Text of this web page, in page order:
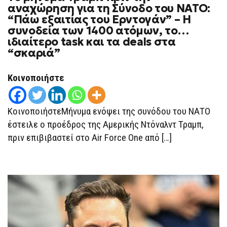
ΜΉΝΥΜΑ
ΤΡΑΜΠ
ΠΡΙΝ
ΤΗΝ
ΑΝΑΧΏΡΗΣΗ
ΓΙΑ
ΕΞΑΙΤΊΑΣ
ΤΟΥ
ΕΡΝΤΟΓΆΝ”
–
Η
ΣΥΝΟΔΕΊΑ
ΤΩΝ
1400
ΚΑΙ
ΤΑ
DEALS
ΣΤΑ
“ΣΚΑΡΙΆ”
αναχώρηση για τη Σύνοδο του ΝΑΤΟ:
“Πάω εξαιτίας του Ερντογάν” – Η
συνοδεία των 1400 ατόμων, το…
ιδιαίτερο task και τα deals στα
“σκαριά”
Κοινοποιήστε
ΚοινοποιήστεΜήνυμα ενόψει της συνόδου του ΝΑΤΟ
έστειλε ο προέδρος της Αμερικής Ντόναλντ Τραμπ,
πριν επιβιβαστεί στο Air Force One από […]